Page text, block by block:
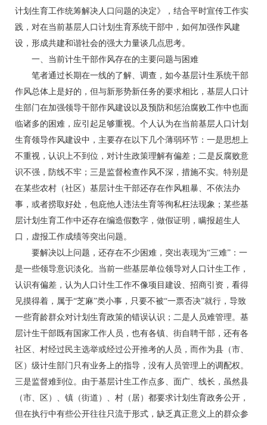
计划生育工作统筹解决人口问题的决定》，结合平时宣传工作实
践，对在当前基层人口计划生育系统干部中，如何加强作风建
设，形成共建和谐社会的强大力量谈几点思考。
一、当前计生干部作风存在的主要问题与困难
笔者通过长期在一线的了解、调查，如今基层计生系统干部
作风总体上是好的，但与新形势新任务的要求相比，基层人口计
生部门在加强领导干部作风建设以及预防和惩治腐败工作中也面
临诸多的困难，应引起足够重视。个人认为在当前基层人口计划
生育领导作风建设中，主要存在以下几个薄弱环节：一是思想上
不重视，认识上不到位，对计生政策理解有偏差；二是反腐败意
识不强，防线不牢；三是监督检查作风不深，措施不实。特别是
在某些农村（社区）基层计生干部还存在作风粗暴、不依法办
事，或者捞取好处，包庇他人违法生育等徇私枉法现象；某些基
层计划生育工作中还存在编造假数字，做假证明，瞒报超生人
口，虚报工作成绩等突出问题。
要解决以上问题，还存在不少困难，突出表现为“三难”：一
是一些领导意识淡化。当前一些基层单位领导对人口计生工作，
认识有偏差，认为人口计生工作不像项目建设、招商引资，看得
见摸得着，属于“芝麻”类小事，只要不被“一票否决”就行，导致
一些育龄群众对计划生育政策的错误认识；二是人员难管理。基
层计生干部既有国家工作人员，也有各镇、街自聘干部，还有各
社区、村经过民主选举或经过公开推考的人员，而作为县（市、
区）级计生部门只有业务上的指导，没有人员管理上的调配权。
三是监督难到位。由于基层计生工作点多、面广、线长，虽然县
（市、区）、镇（街道）、村（居）都要求计划生育政务公开，
但在执行中有些公开往往只流于形式，缺乏真正意义上的群众参